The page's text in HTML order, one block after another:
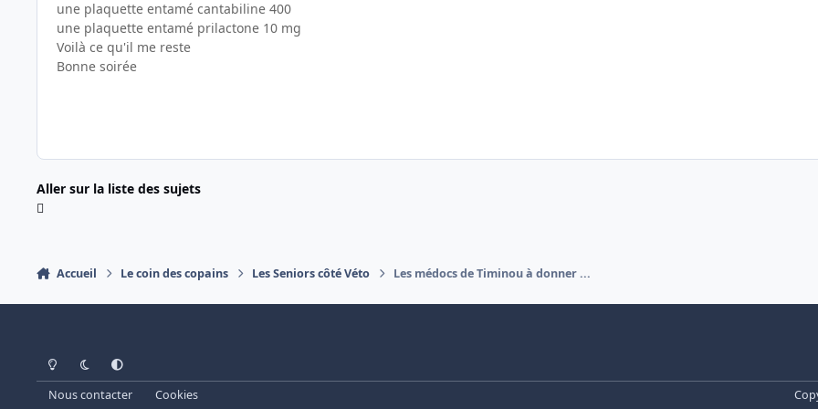
une plaquette entamé cantabiline 400
une plaquette entamé prilactone 10 mg
Voilà ce qu'il me reste
Bonne soirée
Aller sur la liste des sujets
Accueil Le coin des copains Les Seniors côté Véto Les médocs de Timinou à donner ...
Light ModeDark ModeSystem Preference
Nous contacter Cookies